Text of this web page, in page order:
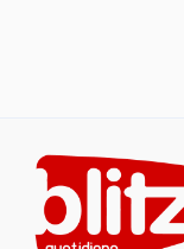
content